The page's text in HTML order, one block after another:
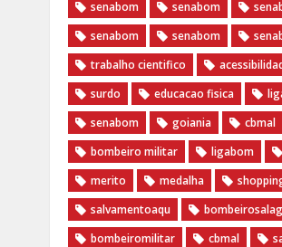
senabom
senabom
senabom
senabom
trabalho cientifico
surdo
educacao fisica
senabom
goiania
cbmal
bombeiro militar
ligabom
merito
medalha
salvamentoaqu
bombeiromilitar
cbmal